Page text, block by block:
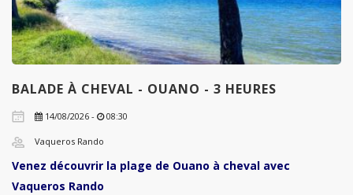
BALADE À CHEVAL - OUANO - 3 HEURES
14/08/2026 - 08:30
Vaqueros Rando
Venez découvrir la plage de Ouano à cheval avec
Vaqueros Rando